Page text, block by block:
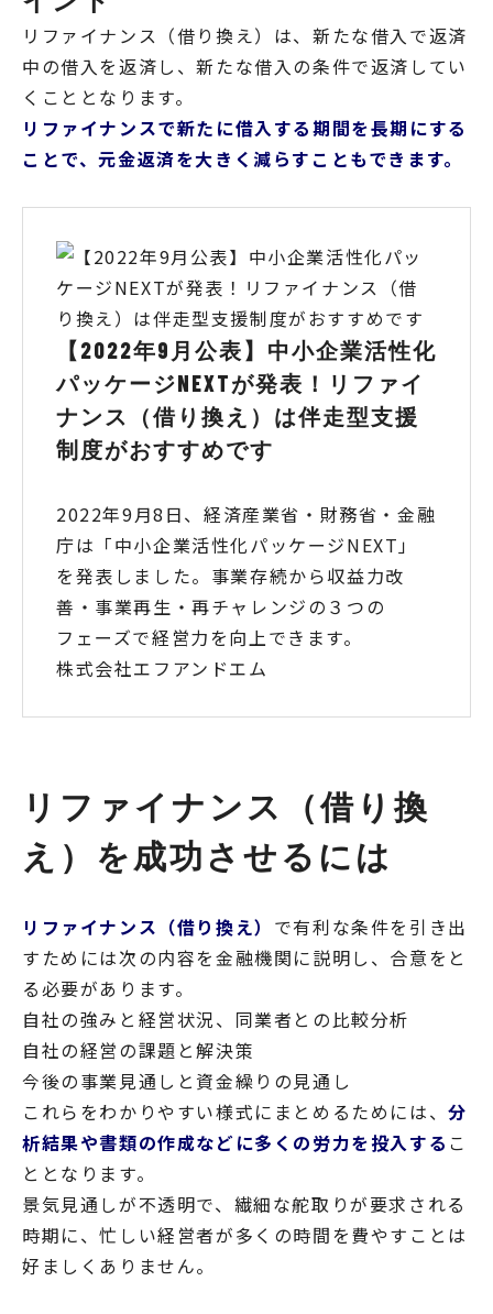
リファイナンス（借り換え）は、新たな借入で返済
中の借入を返済し、新たな借入の条件で返済してい
くこととなります。
リファイナンスで新たに借入する期間を長期にする
ことで、元金返済を大きく減らすこともできます。
【2022年9月公表】中小企業活性化
パッケージNEXTが発表！リファイ
ナンス（借り換え）は伴走型支援
制度がおすすめです
2022年9月8日、経済産業省・財務省・金融
庁は「中小企業活性化パッケージNEXT」
を発表しました。事業存続から収益力改
善・事業再生・再チャレンジの３つの
フェーズで経営力を向上できます。
株式会社エフアンドエム
リファイナンス（借り換
え）を成功させるには
リファイナンス（借り換え） で有利な条件を引き出
すためには次の内容を金融機関に説明し、合意をと
る必要があります。
自社の強みと経営状況、同業者との比較分析
自社の経営の課題と解決策
今後の事業見通しと資金繰りの見通し
これらをわかりやすい様式にまとめるためには、分
析結果や書類の作成などに多くの労力を投入する こ
ととなります。
景気見通しが不透明で、繊細な舵取りが要求される
時期に、忙しい経営者が多くの時間を費やすことは
好ましくありません。